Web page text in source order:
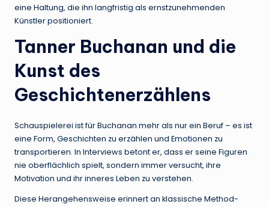
eine Haltung, die ihn langfristig als ernstzunehmenden
Künstler positioniert.
Tanner Buchanan und die
Kunst des
Geschichtenerzählens
Schauspielerei ist für Buchanan mehr als nur ein Beruf – es ist
eine Form, Geschichten zu erzählen und Emotionen zu
transportieren. In Interviews betont er, dass er seine Figuren
nie oberflächlich spielt, sondern immer versucht, ihre
Motivation und ihr inneres Leben zu verstehen.
Diese Herangehensweise erinnert an klassische Method-